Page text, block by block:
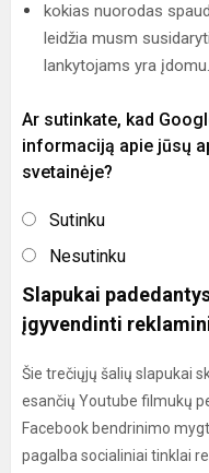
kokias nuorodas
leidžia musm
lankytojams yra įdomu.
Ar sutinkate, kad
informaciją apie jūsų
svetainėje?
Sutinku
Nesutinku
Slapukai
įgyvendinti
Šie trečiųjų šalių slapukai
esančių Youtube filmukų
Facebook bendrinimo
pagalba socialiniai tinklai